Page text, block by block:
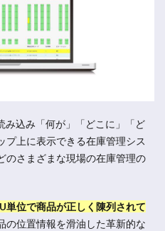
み込み「何が」「どこに」「ど
プ上に表示できる在庫管理シス
のさまざまな現場の在庫管理の
単位で商品が正しく陳列されて
の位置情報を滑油した革新的な